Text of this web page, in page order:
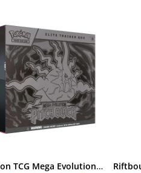
Pokemon TCG Mega Evolution Pitch Black Elite Trainer Box